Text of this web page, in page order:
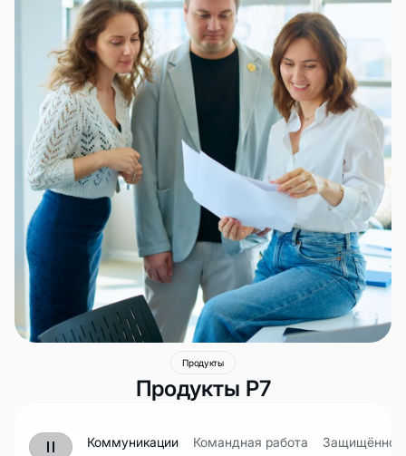
Продукты
Продукты Р7
Коммуникации Командная работа Защищённое